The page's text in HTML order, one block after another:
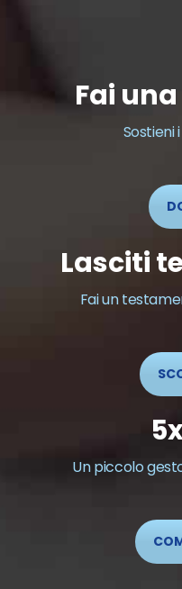
Fai
Sostieni
Lasciti
Fai un
Un piccolo